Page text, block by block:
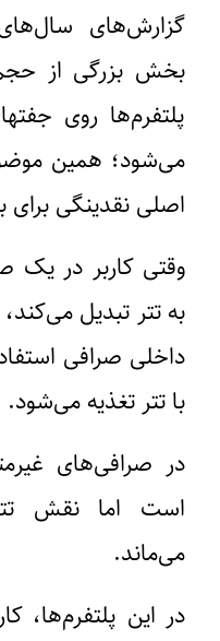
گزارش‌های
بخش بزرگی از
می‌شود؛ همین
اصلی نقدینگی برای
وقتی کاربر در یک
به تتر تبدیل
داخلی صرافی
با تتر تغذیه می‌شود.
در صرافی‌های
است اما نقش
می‌ماند.
در این پلتفرم‌ها،